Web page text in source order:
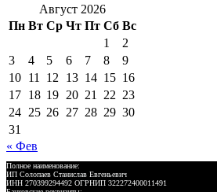
Август 2026
Пн Вт Ср Чт Пт Сб Вс
1
2
3
4 5 6 7 8
9
10 11 12 13 14 15 16
17 18 19 20 21 22 23
24 25 26 27 28 29 30
31
« Фев
Полное наименование:
ИП Солопаев Станислав Евгеньевич
ИНН 270399294492 ОГРНИП 322272400011491